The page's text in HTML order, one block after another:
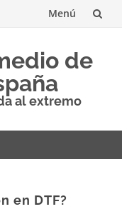
Menú
de
al extremo
en DTF?